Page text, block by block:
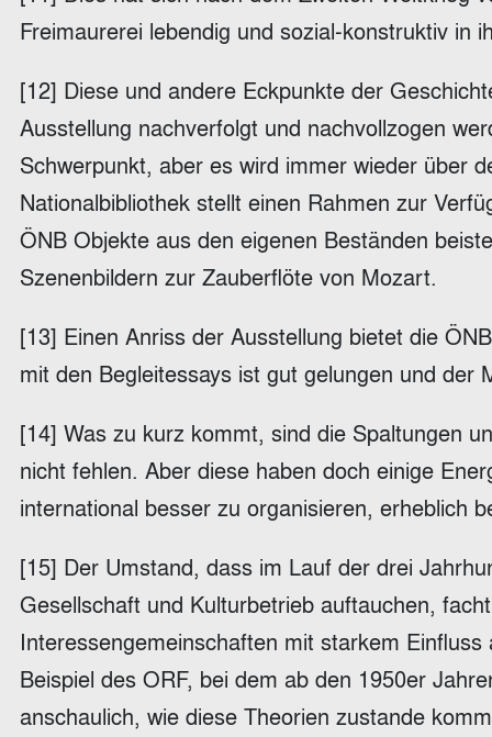
Freimaurerei lebendig und sozial-konstruktiv in
[12] Diese und andere Eckpunkte der
Ausstellung nachverfolgt und nachvollzogen
Schwerpunkt, aber es wird immer wieder über
Nationalbibliothek stellt einen Rahmen zur
ÖNB Objekte aus den eigenen Beständen
Szenenbildern zur Zauberflöte von Mozart.
[13] Einen Anriss der Ausstellung bietet die
mit den Begleitessays ist gut gelungen und der
[14] Was zu kurz kommt, sind die Spaltungen
nicht fehlen. Aber diese haben doch einige
international besser zu organisieren, erheblich
[15] Der Umstand, dass im Lauf der drei
Gesellschaft und Kulturbetrieb auftauchen,
Interessengemeinschaften mit starkem
Beispiel des ORF, bei dem ab den 1950er
anschaulich, wie diese Theorien zustande